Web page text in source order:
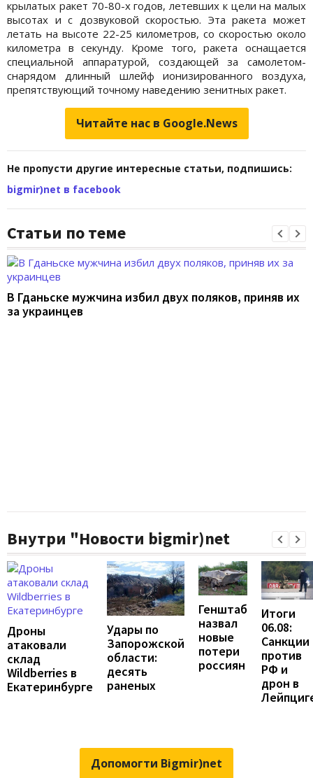
крылатых ракет 70-80-х годов, летевших к цели на малых
высотах и с дозвуковой скоростью. Эта ракета может
летать на высоте 22-25 километров, со скоростью около
километра в секунду. Кроме того, ракета оснащается
специальной аппаратурой, создающей за самолетом-
снарядом длинный шлейф ионизированного воздуха,
препятствующий точному наведению зенитных ракет.
Читайте нас в Google.News
Не пропусти другие интересные статьи, подпишись:
bigmir)net в facebook
Статьи по теме
В Гданьске мужчина избил двух поляков, приняв их
за украинцев
Внутри "Новости bigmir)net
Дроны
атаковали
склад
Wildberries в
Екатеринбурге
Удары по
Запорожской
области:
десять
раненых
Генштаб
назвал
новые
потери
россиян
Итоги
06.08:
Санкции
против
РФ и
дрон в
Допомогти Bigmir)net